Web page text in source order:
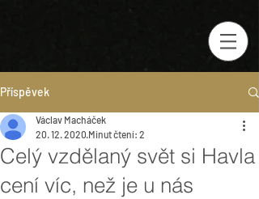
Příspěvek
Celý vzdělaný svět si Havla
cení víc, než je u nás
Václav Macháček
20. 12. 2020 Minut čtení: 2